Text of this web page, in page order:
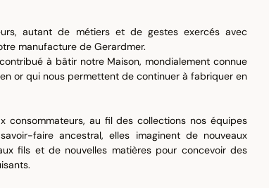
autant de métiers et de gestes exercés avec
manufacture de Gerardmer.
à bâtir notre Maison, mondialement connue
or qui nous permettent de continuer à fabriquer en
consommateurs, au fil des collections nos équipes
faire ancestral, elles imaginent de nouveaux
fils et de nouvelles matières pour concevoir des